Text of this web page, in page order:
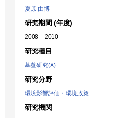
夏原 由博
研究期間 (年度)
2008 – 2010
研究種目
基盤研究(A)
研究分野
環境影響評価・環境政策
研究機関